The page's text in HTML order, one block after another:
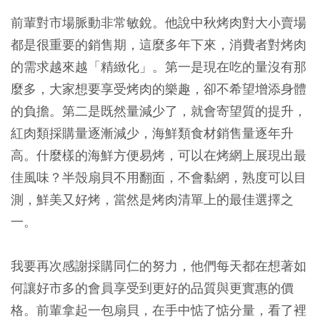
前輩對市場脈動非常敏銳。他說中秋烤肉對大小賣場
都是很重要的銷售期，這麼多年下來，消費者對烤肉
的需求越來越「精緻化」。第一是現在吃的量沒有那
麼多，大家想要享受烤肉的樂趣，卻不希望增添身體
的負擔。第二是既然量減少了，就會寄望質的提升，
紅肉類採購量逐漸減少，海鮮類食材銷售量逐年升
高。什麼樣的海鮮方便易烤，可以在烤網上展現出最
佳風味？半殼扇貝不用翻面，不會黏網，熟度可以目
測，鮮美又好烤，當然是烤肉清單上的最佳選擇之
一。
我要再次感謝採購同仁的努力，他們每天都在想著如
何讓好市多的會員享受到更好的品質與更實惠的價
格。前輩拿起一包扇貝，在手中惦了惦分量，看了裡